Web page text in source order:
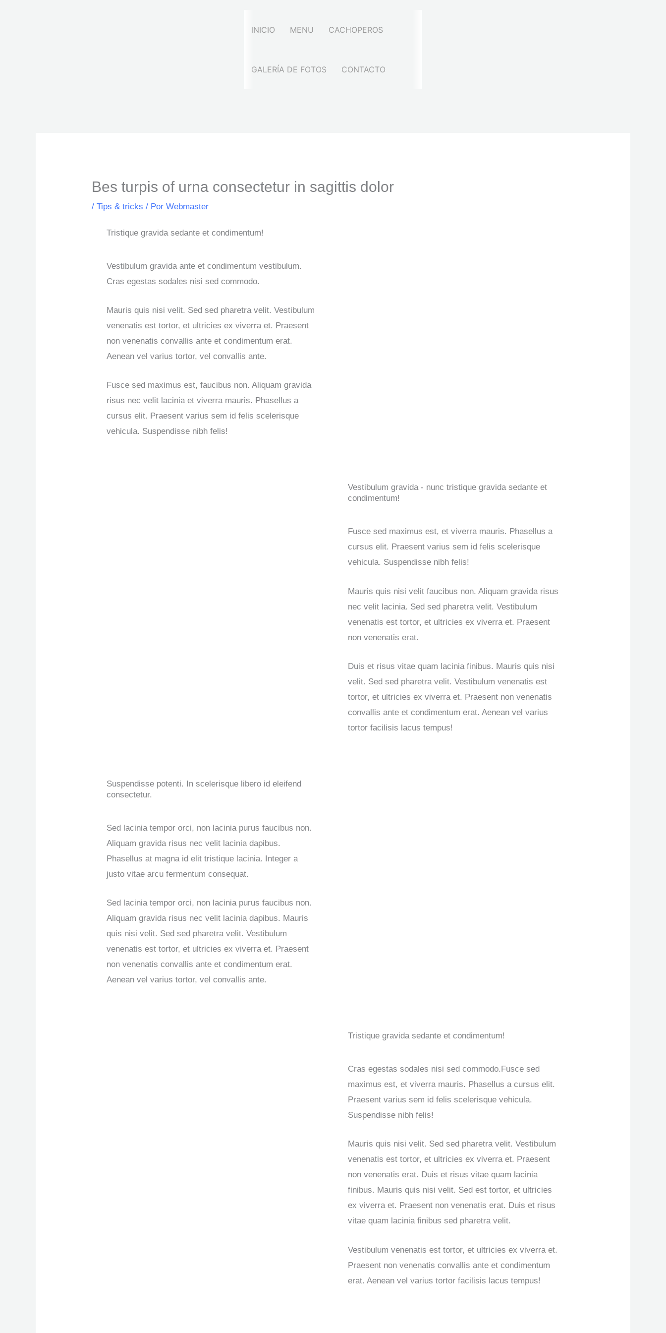
INICIO MENU CACHOPEROS
GALERÍA DE FOTOS CONTACTO
Bes turpis of urna consectetur in sagittis dolor
/Tips & tricks / PorWebmaster
Tristique gravida sedante et condimentum!
Vestibulum gravida ante et condimentum vestibulum.
Cras egestas sodales nisi sed commodo.
Mauris quis nisi velit. Sed sed pharetra velit. Vestibulum
venenatis est tortor, et ultricies ex viverra et. Praesent
non venenatis convallis ante et condimentum erat.
Aenean vel varius tortor, vel convallis ante.
Fusce sed maximus est, faucibus non. Aliquam gravida
risus nec velit lacinia et viverra mauris. Phasellus a
cursus elit. Praesent varius sem id felis scelerisque
vehicula. Suspendisse nibh felis!
Vestibulum gravida - nunc tristique gravida sedante et
condimentum!
Fusce sed maximus est, et viverra mauris. Phasellus a
cursus elit. Praesent varius sem id felis scelerisque
vehicula. Suspendisse nibh felis!
Mauris quis nisi velit faucibus non. Aliquam gravida risus
nec velit lacinia. Sed sed pharetra velit. Vestibulum
venenatis est tortor, et ultricies ex viverra et. Praesent
non venenatis erat.
Duis et risus vitae quam lacinia finibus. Mauris quis nisi
velit. Sed sed pharetra velit. Vestibulum venenatis est
tortor, et ultricies ex viverra et. Praesent non venenatis
convallis ante et condimentum erat. Aenean vel varius
tortor facilisis lacus tempus!
Suspendisse potenti. In scelerisque libero id eleifend
consectetur.
Sed lacinia tempor orci, non lacinia purus faucibus non.
Aliquam gravida risus nec velit lacinia dapibus.
Phasellus at magna id elit tristique lacinia. Integer a
justo vitae arcu fermentum consequat.
Sed lacinia tempor orci, non lacinia purus faucibus non.
Aliquam gravida risus nec velit lacinia dapibus. Mauris
quis nisi velit. Sed sed pharetra velit. Vestibulum
venenatis est tortor, et ultricies ex viverra et. Praesent
non venenatis convallis ante et condimentum erat.
Aenean vel varius tortor, vel convallis ante.
Tristique gravida sedante et condimentum!
Cras egestas sodales nisi sed commodo.Fusce sed
maximus est, et viverra mauris. Phasellus a cursus elit.
Praesent varius sem id felis scelerisque vehicula.
Suspendisse nibh felis!
Mauris quis nisi velit. Sed sed pharetra velit. Vestibulum
venenatis est tortor, et ultricies ex viverra et. Praesent
non venenatis erat. Duis et risus vitae quam lacinia
finibus. Mauris quis nisi velit. Sed est tortor, et ultricies
ex viverra et. Praesent non venenatis erat. Duis et risus
vitae quam lacinia finibus sed pharetra velit.
Vestibulum venenatis est tortor, et ultricies ex viverra et.
Praesent non venenatis convallis ante et condimentum
erat. Aenean vel varius tortor facilisis lacus tempus!